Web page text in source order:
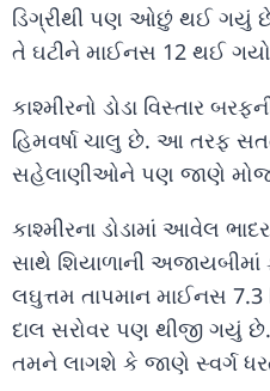
ડિગ્રીથી પણ ઓછું થઈ ગયું છે.
તે ઘટીને માઈનસ 12 થઈ
કાશ્મીરનો ડોડા વિસ્તાર
હિમવર્ષા ચાલુ છે. આ તરફ
સહેલાણીઓને પણ જાણે
કાશ્મીરના ડોડામાં આવેલ
સાથે શિયાળાની
લઘુત્તમ તાપમાન માઈનસ 7.3
દાલ સરોવર પણ થીજી ગયું
તમને લાગશે કે જાણે સ્વર્ગ